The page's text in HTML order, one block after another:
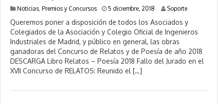
Noticias Premios y Concursos 5 diciembre, 2018
n
e
r
o
2
0
Soporte
Queremos poner a disposición de todos los Asociados y
Colegiados de la Asociación y Colegio Oficial de Ingenieros
Industriales de Madrid, y público en general, las obras
ganadoras del Concurso de Relatos y de Poesía de año 2018
DESCARGA Libro Relatos – Poesía 2018 Fallo del Jurado en el
XVII Concurso de RELATOS: Reunido el […]